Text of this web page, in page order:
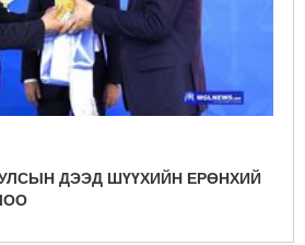
ДЭЭД ШҮҮХИЙН ЕРӨНХИЙ